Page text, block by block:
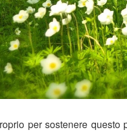
per sostenere